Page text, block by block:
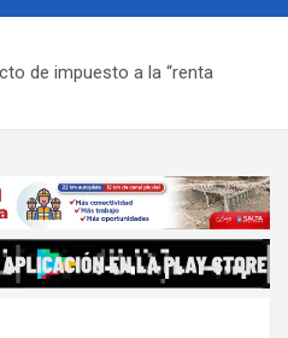
de impuesto a la “renta